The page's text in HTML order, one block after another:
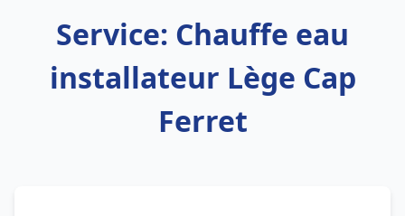
Service: Chauffe eau
installateur Lège Cap
Ferret